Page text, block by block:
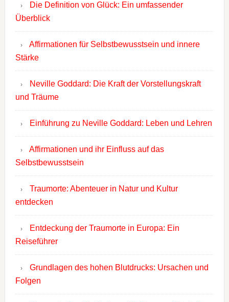
Die Definition von Glück: Ein umfassender
Überblick
Affirmationen für Selbstbewusstsein und innere
Stärke
Neville Goddard: Die Kraft der Vorstellungskraft
und Träume
Einführung zu Neville Goddard: Leben und Lehren
Affirmationen und ihr Einfluss auf das
Selbstbewusstsein
Traumorte: Abenteuer in Natur und Kultur
entdecken
Entdeckung der Traumorte in Europa: Ein
Reiseführer
Grundlagen des hohen Blutdrucks: Ursachen und
Folgen